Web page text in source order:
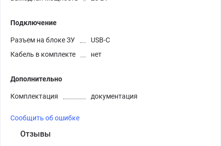
Подключение
Разъем на блоке ЗУ
USB-C
Кабель в комплекте
нет
Дополнительно
Комплектация документация
Сообщить об ошибке
Отзывы